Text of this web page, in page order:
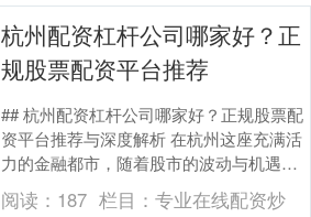
杭州配资杠杆公司哪家好？正
规股票配资平台推荐
## 杭州配资杠杆公司哪家好？正规股票配
资平台推荐与深度解析 在杭州这座充满活
力的金融都市，随着股市的波动与机遇并
存，越来越多的投资者开始关注**股票配
资**这....
阅读： 187 栏目： 专业在线配资炒